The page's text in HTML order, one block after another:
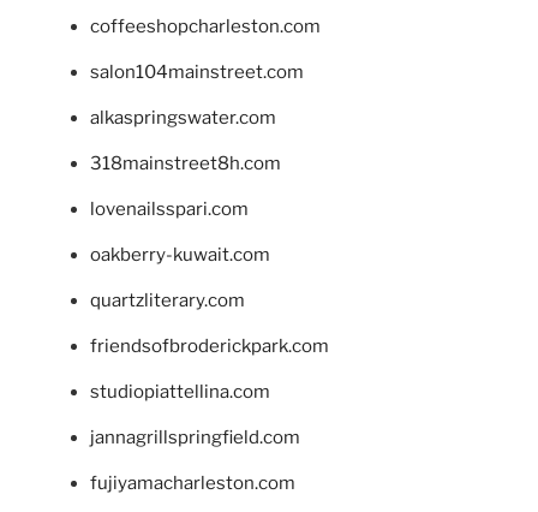
coffeeshopcharleston.com
salon104mainstreet.com
alkaspringswater.com
318mainstreet8h.com
lovenailsspari.com
oakberry-kuwait.com
quartzliterary.com
friendsofbroderickpark.com
studiopiattellina.com
jannagrillspringfield.com
fujiyamacharleston.com